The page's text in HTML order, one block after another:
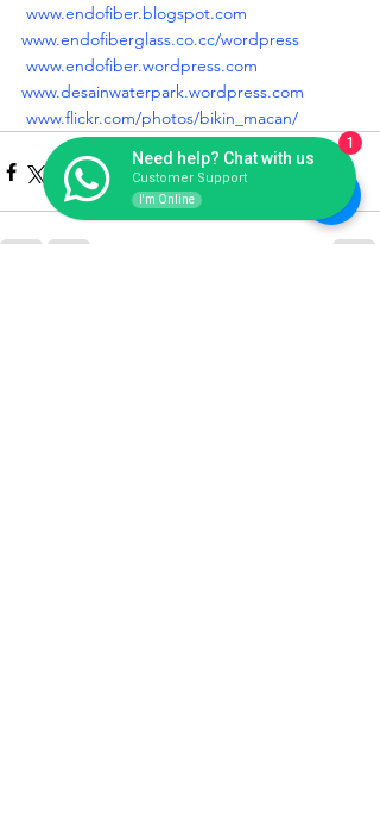
www.endofiber.blogspot.com
www.endofiberglass.co.cc/wordpress
www.endofiber.wordpress.com
www.desainwaterpark.wordpress.com
www.flickr.com/photos/bikin_macan/
Need help? Chat with us
Customer Support
I'm Online
1